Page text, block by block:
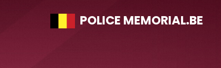
POLICE MEMORIAL.BE